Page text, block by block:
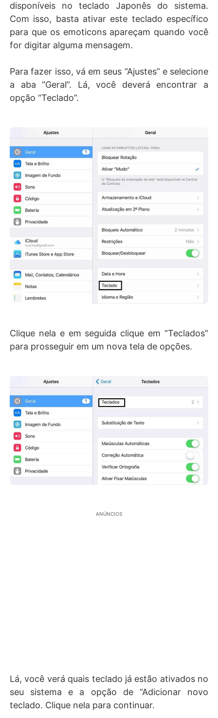
disponíveis no teclado Japonês do sistema.
Com isso, basta ativar este teclado específico
para que os emoticons apareçam quando você
for digitar alguma mensagem.
Para fazer isso, vá em seus “Ajustes” e selecione
a aba “Geral”. Lá, você deverá encontrar a
opção “Teclado”.
Clique nela e em seguida clique em “Teclados”
para prosseguir em um nova tela de opções.
ANÚNCIOS
Lá, você verá quais teclado já estão ativados no
seu sistema e a opção de “Adicionar novo
teclado. Clique nela para continuar.